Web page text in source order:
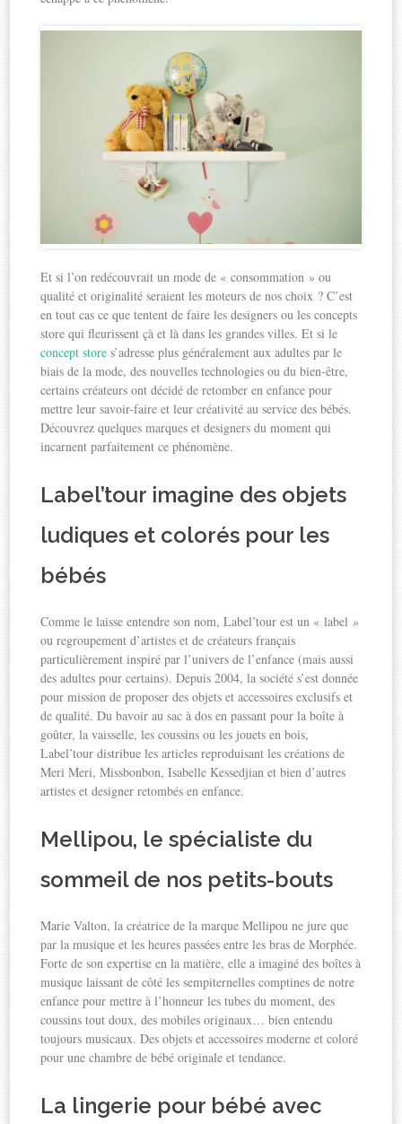
Et si l’on redécouvrait un mode de « consommation » ou
qualité et originalité seraient les moteurs de nos choix ? C’est
en tout cas ce que tentent de faire les designers ou les concepts
store qui fleurissent çà et là dans les grandes villes. Et si le
concept store s’adresse plus généralement aux adultes par le
biais de la mode, des nouvelles technologies ou du bien-être,
certains créateurs ont décidé de retomber en enfance pour
mettre leur savoir-faire et leur créativité au service des bébés.
Découvrez quelques marques et designers du moment qui
incarnent parfaitement ce phénomène.
Label’tour imagine des objets
ludiques et colorés pour les
bébés
Comme le laisse entendre son nom, Label’tour est un « label »
ou regroupement d’artistes et de créateurs français
particulièrement inspiré par l’univers de l’enfance (mais aussi
des adultes pour certains). Depuis 2004, la société s’est donnée
pour mission de proposer des objets et accessoires exclusifs et
de qualité. Du bavoir au sac à dos en passant pour la boîte à
goûter, la vaisselle, les coussins ou les jouets en bois,
Label’tour distribue les articles reproduisant les créations de
Meri Meri, Missbonbon, Isabelle Kessedjian et bien d’autres
artistes et designer retombés en enfance.
Mellipou, le spécialiste du
sommeil de nos petits-bouts
Marie Valton, la créatrice de la marque Mellipou ne jure que
par la musique et les heures passées entre les bras de Morphée.
Forte de son expertise en la matière, elle a imaginé des boîtes à
musique laissant de côté les sempiternelles comptines de notre
enfance pour mettre à l’honneur les tubes du moment, des
coussins tout doux, des mobiles originaux… bien entendu
toujours musicaux. Des objets et accessoires moderne et coloré
pour une chambre de bébé originale et tendance.
La lingerie pour bébé avec